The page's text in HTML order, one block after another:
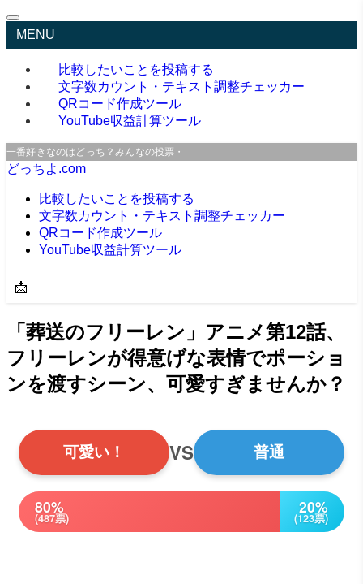
MENU
比較したいことを投稿する
文字数カウント・テキスト調整チェッカー
QRコード作成ツール
YouTube収益計算ツール
一番好きなのはどっち？みんなの投票・口コミサイト
どっちよ.com
比較したいことを投稿する
文字数カウント・テキスト調整チェッカー
QRコード作成ツール
YouTube収益計算ツール
📩
「葬送のフリーレン」アニメ第12話、
フリーレンが得意げな表情でポーショ
ンを渡すシーン、可愛すぎませんか？
可愛い！ VS 普通
80%
(487票)
20%
(123票)